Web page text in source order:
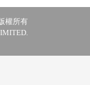
權所有